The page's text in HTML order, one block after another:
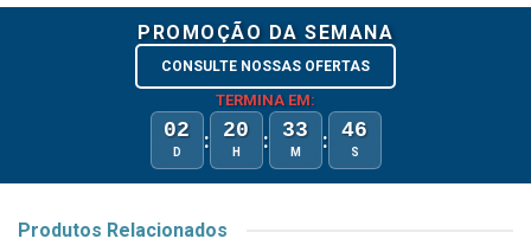
PROMOÇÃO DA SEMANA
CONSULTE NOSSAS OFERTAS
TERMINA EM:
02
D : 20
H : 33
M : 46
S
Produtos Relacionados